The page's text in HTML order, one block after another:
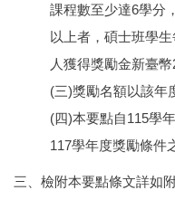
課程數至少達6學分
以上者，碩士班學
人獲得獎勵金新臺幣
(三)獎勵名額以該年
(四)本要點自115學
117學年度獎勵條件
三、檢附本要點條文詳如附